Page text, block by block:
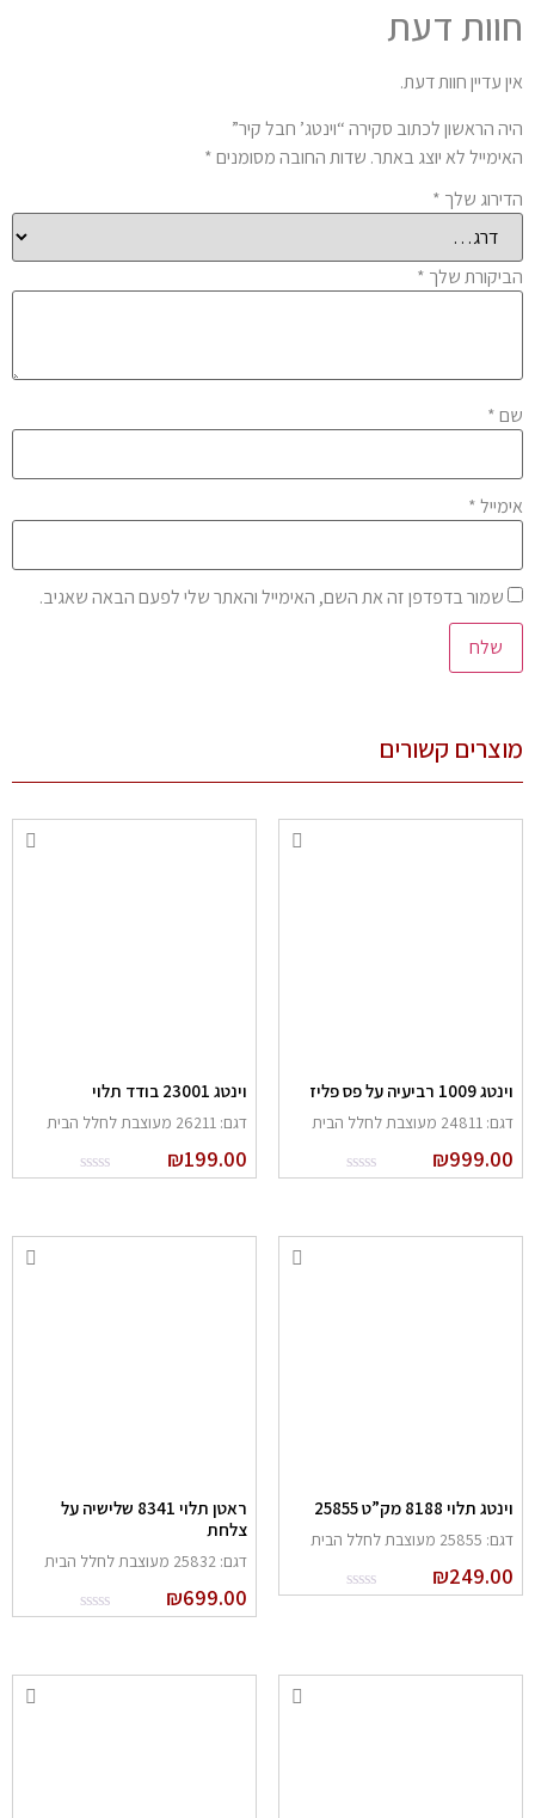
דעת
עדיין חוות דעת.
הראשון לכתוב סקירה “וינטג’ חבל קיר”
לא יוצג באתר.שדות החובה מסומנים*
שלך*
שלך*
*
*
שמור בדפדפן זה את השם, האימייל והאתר שלי לפעם הבאה שאגיב.
קשורים
1009 רביעיה על פס פליז
מעוצבת לחלל הבית
₪
וינטג 23001 בודד תלוי
דגם: 26211 מעוצבת לחלל הבית
₪199.00
תלוי 8188 מק”ט 25855
מעוצבת לחלל הבית
₪
ראטן תלוי 8341 שלישיה על
צלחת
דגם: 25832 מעוצבת לחלל הבית
₪699.00